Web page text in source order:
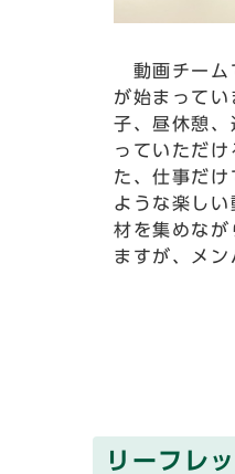
動画チーム
が始まって
子、昼休憩
っていただ
た、仕事だ
ような楽し
材を集めなが
ますが、メン
リーフレ